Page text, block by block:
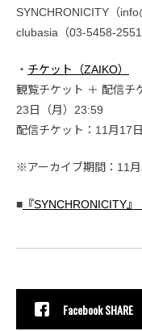
SYNCHRONICITY（
clubasia（03-5458-2551
・ チケット（ZAIKO）
観覧チケット ＋ 配信チ
23日（月）23:59
配信チケット：11月17
※アーカイブ期間：11
■ 『SYNCHRONICITY
Facebook SHARE